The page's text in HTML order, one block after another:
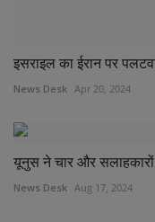
इसराइल का ईरान पर
News Desk Apr 20, 2024
यूनुस ने चार और
News Desk Aug 17, 2024